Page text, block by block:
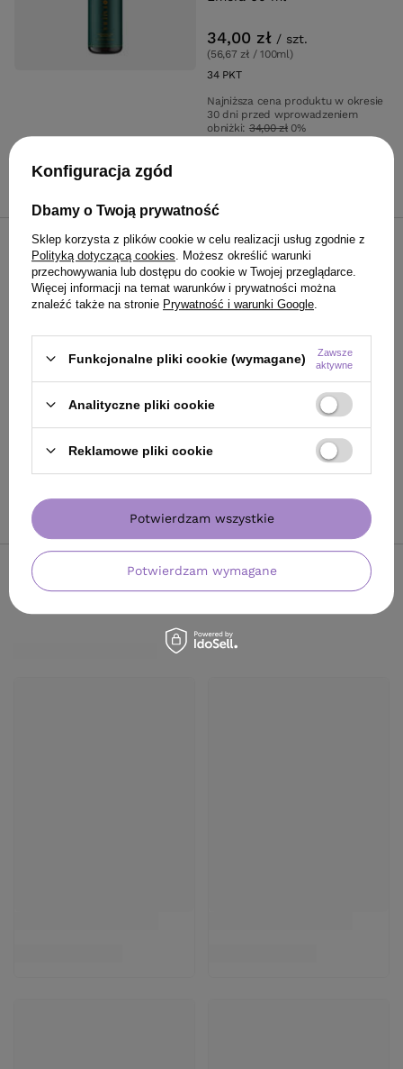
34,00 zł / szt.
(56,67 zł / 100ml)
34PKTpunktów
Najniższa cena produktu w okresie
30 dni przed wprowadzeniem
obniżki: 34,00 zł 0%
Maska intensywnie
regenerująca do wszystkich
rodzajów włosów Emera 150
OFERTA
35,01 zł / szt.
(23,34 zł / 100ml)
35.01
Najniższa cena produktu w okresie
30 dni przed wprowadzeniem
obniżki:
Do koszyka
Konfiguracja zgód
Dbamy o Twoją prywatność
Sklep korzysta z plików cookie w celu realizacji usług zgodnie z
Polityką dotyczącą cookies . Możesz określić warunki
przechowywania lub dostępu do cookie w Twojej przeglądarce.
Więcej informacji na temat warunków i prywatności można
znaleźć także na stronie Prywatność i warunki Google
Funkcjonalne pliki cookie (wymagane)
Zawsze
aktywne
Analityczne pliki cookie
Reklamowe pliki cookie
Potwierdzam wymagane
Potwierdzam wszystkie